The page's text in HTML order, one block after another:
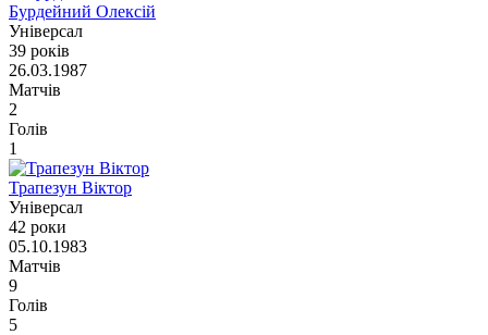
Бурдейний Олексій
Універсал
39 років
26.03.1987
Матчів
2
Голів
1
Трапезун Віктор
Універсал
42 роки
05.10.1983
Матчів
9
Голів
5